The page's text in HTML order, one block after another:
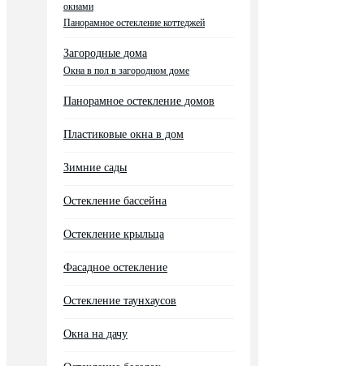
окнами
Панорамное остекление коттеджей
Загородные дома
Окна в пол в загородном доме
Панорамное остекление домов
Пластиковые окна в дом
Зимние сады
Остекление бассейна
Остекление крыльца
Фасадное остекление
Остекление таунхаусов
Окна на дачу